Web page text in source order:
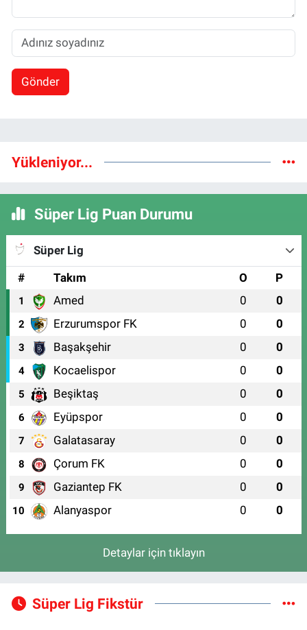
Gönder
Yükleniyor...
Süper Lig Puan Durumu
Süper Lig
#
Takım O P
1 Amed 0 0
2 Erzurumspor FK 0 0
3 Başakşehir 0 0
4 Kocaelispor 0 0
5 Beşiktaş 0 0
6 Eyüpspor 0 0
7 Galatasaray 0 0
8 Çorum FK 0 0
9 Gaziantep FK 0 0
10 Alanyaspor 0 0
Detaylar için tıklayın
Süper Lig Fikstür